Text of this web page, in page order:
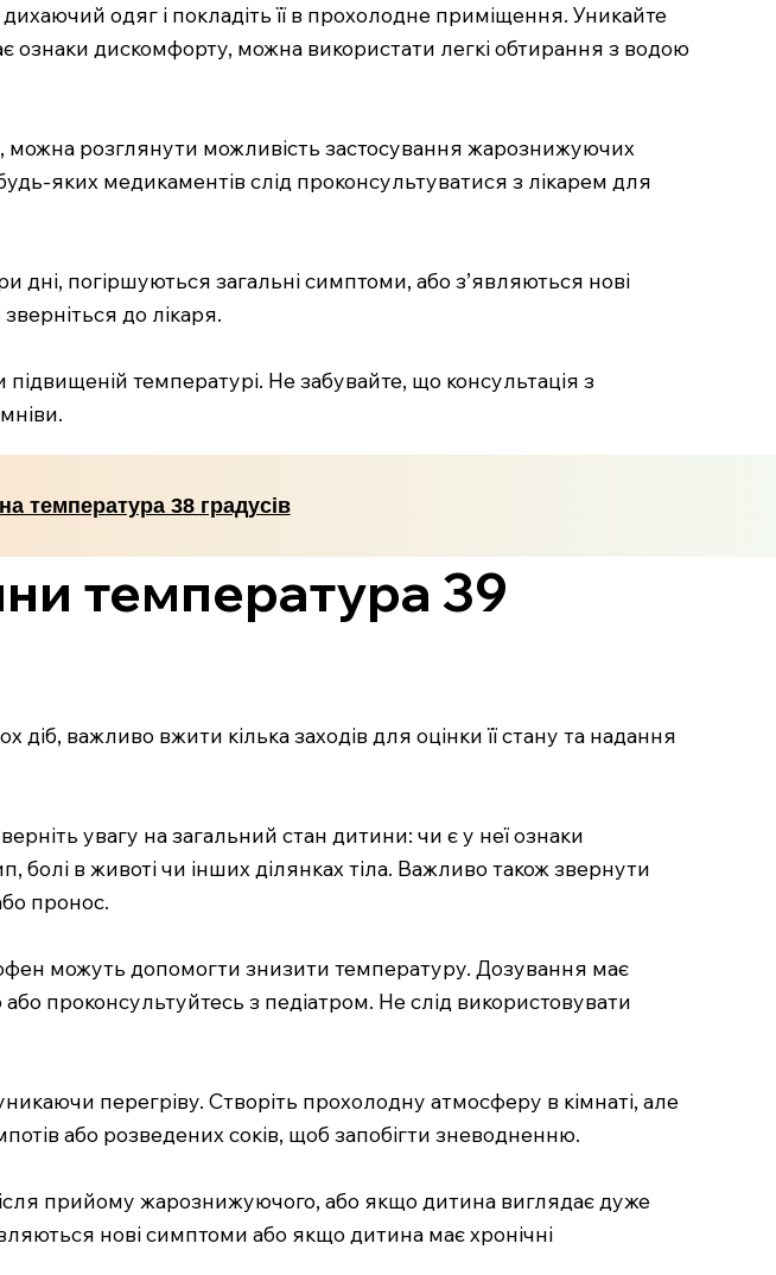
одяг і покладіть її в прохолодне приміщення. Уникайте
ознаки дискомфорту, можна використати легкі обтирання з водою
можна розглянути можливість застосування жарознижуючих
яких медикаментів слід проконсультуватися з лікарем для
погіршуються загальні симптоми, або з’являються нові
до лікаря.
температурі. Не забувайте, що консультація з
температура 38 градусів
температура 39
важливо вжити кілька заходів для оцінки її стану та надання
увагу на загальний стан дитини: чи є у неї ознаки
в животі чи інших ділянках тіла. Важливо також звернути
пронос.
можуть допомогти знизити температуру. Дозування має
проконсультуйтесь з педіатром. Не слід використовувати
перегріву. Створіть прохолодну атмосферу в кімнаті, але
або розведених соків, щоб запобігти зневодненню.
прийому жарознижуючого, або якщо дитина виглядає дуже
нові симптоми або якщо дитина має хронічні